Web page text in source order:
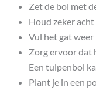
Zet de bol met
Houd zeker
Vul het gat
Zorg ervoor dat
Een tulpenbol
Plant je in een